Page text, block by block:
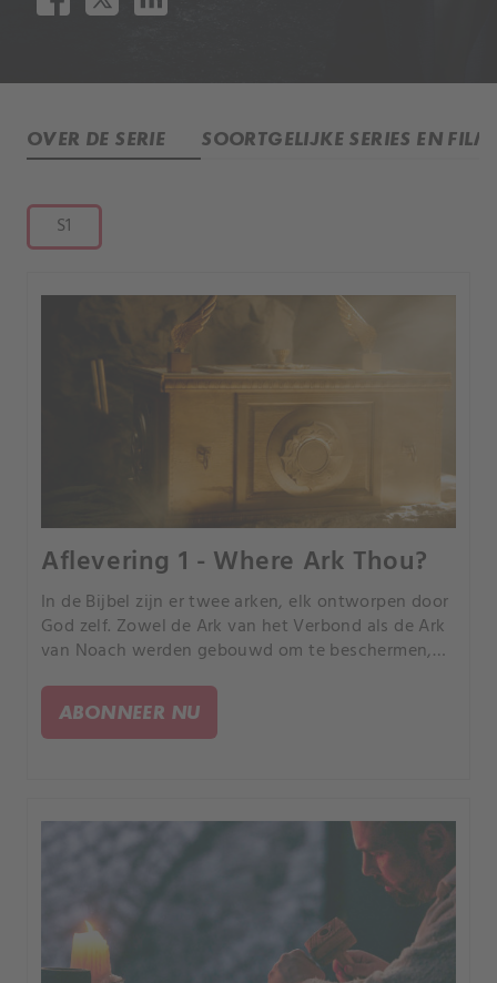
OVER DE SERIE SOORTGELIJKE SERIES EN
S1
Aflevering 1 - Where Ark Thou?
In de Bijbel zijn er twee arken, elk ontworpen door
God zelf. Zowel de Ark van het Verbond als de Ark
van Noach werden gebouwd om te beschermen,
ABONNEER NU